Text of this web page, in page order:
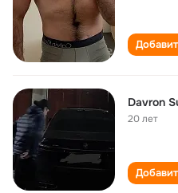
Davron
20 лет